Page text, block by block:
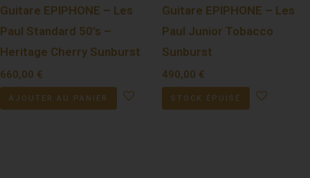
Guitare EPIPHONE – Les
Paul Standard 50’s –
Heritage Cherry Sunburst
660,00 €
AJOUTER AU PANIER
Guitare EPIPHONE – Les
Paul Junior Tobacco
Sunburst
490,00 €
STOCK ÉPUISÉ